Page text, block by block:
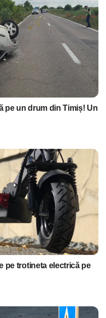
pe un drum din Timiș! Un
pe trotineta electrică pe